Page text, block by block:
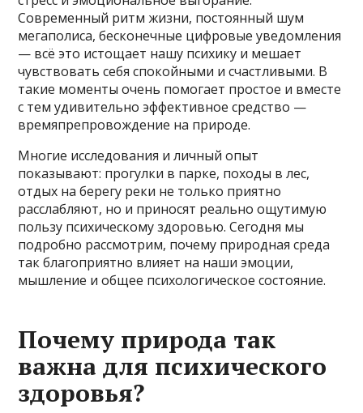
Современный ритм жизни, постоянный шум
мегаполиса, бесконечные цифровые уведомления
— всё это истощает нашу психику и мешает
чувствовать себя спокойными и счастливыми. В
такие моменты очень помогает простое и вместе
с тем удивительно эффективное средство —
времяпрепровождение на природе.
Многие исследования и личный опыт
показывают: прогулки в парке, походы в лес,
отдых на берегу реки не только приятно
расслабляют, но и приносят реально ощутимую
пользу психическому здоровью. Сегодня мы
подробно рассмотрим, почему природная среда
так благоприятно влияет на наши эмоции,
мышление и общее психологическое состояние.
Почему природа так
важна для психического
здоровья?